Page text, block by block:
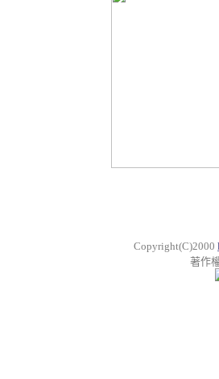
Copyright(C)2000
著作